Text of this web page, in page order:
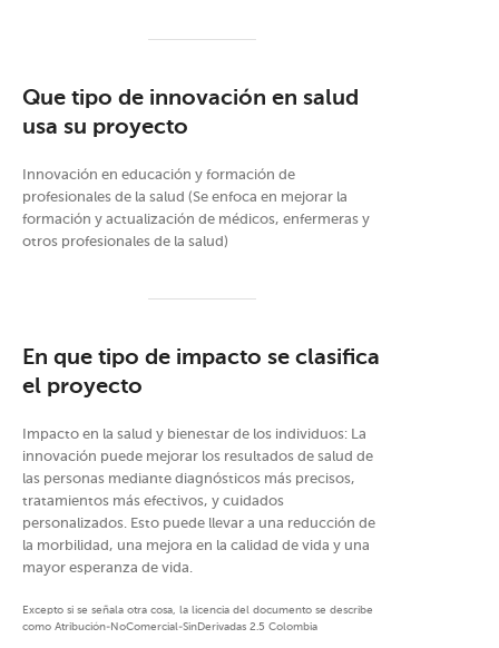
Que tipo de innovación en salud
usa su proyecto
Innovación en educación y formación de
profesionales de la salud (Se enfoca en mejorar la
formación y actualización de médicos, enfermeras y
otros profesionales de la salud)
En que tipo de impacto se clasifica
el proyecto
Impacto en la salud y bienestar de los individuos: La
innovación puede mejorar los resultados de salud de
las personas mediante diagnósticos más precisos,
tratamientos más efectivos, y cuidados
personalizados. Esto puede llevar a una reducción de
la morbilidad, una mejora en la calidad de vida y una
mayor esperanza de vida.
Excepto si se señala otra cosa, la licencia del documento se describe
como Atribución-NoComercial-SinDerivadas 2.5 Colombia